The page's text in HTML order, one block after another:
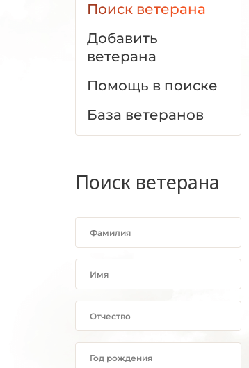
Поиск ветерана
Добавить
ветерана
Помощь в поиске
База ветеранов
Поиск ветерана